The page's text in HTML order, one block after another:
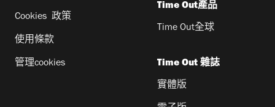
Cookies 政策
使用條款
管理cookies
Time Out產品
Time Out全球
Time Out 雜誌
實體版